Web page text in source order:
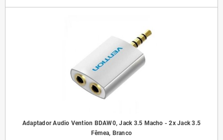
Adaptador Audio Vention BDAW0, Jack 3.5 Macho - 2x Jack 3.5
Fêmea, Branco